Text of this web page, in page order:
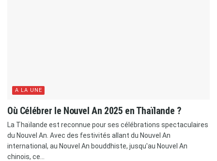
A LA UNE
Où Célébrer le Nouvel An 2025 en Thaïlande ?
La Thaïlande est reconnue pour ses célébrations spectaculaires
du Nouvel An. Avec des festivités allant du Nouvel An
international, au Nouvel An bouddhiste, jusqu'au Nouvel An
chinois, ce...